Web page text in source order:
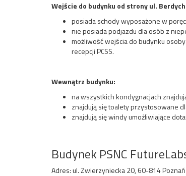
Wejście do budynku od strony ul.
posiada schody wyposażone w
nie posiada podjazdu dla osób z
możliwość wejścia do budynku
recepcji PCSS.
Wewnątrz budynku:
na wszystkich kondygnacjach
znajdują się toalety przystosowane
znajdują się windy umożliwiające
Budynek PSNC
Adres: ul. Zwierzyniecka 20, 60-814 Poznań